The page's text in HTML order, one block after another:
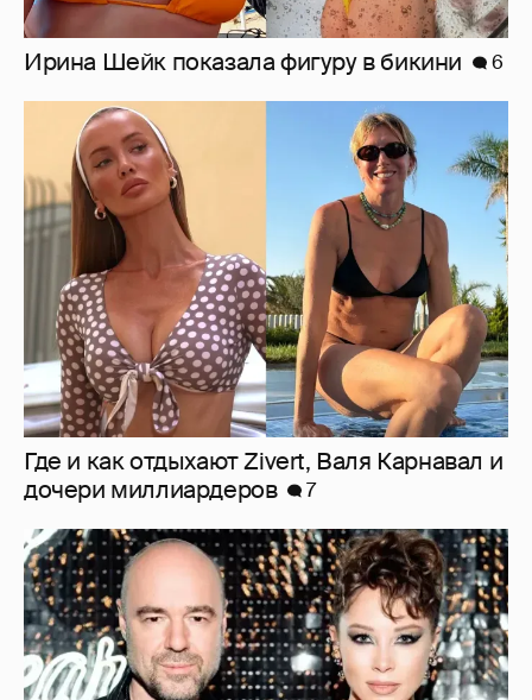
Ирина Шейк показала фигуру в бикини 6
Где и как отдыхают Zivert, Валя Карнавал и
дочери миллиардеров
7